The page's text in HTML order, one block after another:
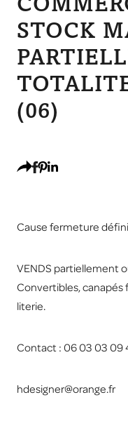
STOCK
(06)
Cause fermeture
VENDS partiellement
Convertibles, canapés
literie.
Contact : 06 03 03 09
hdesigner@orange.fr